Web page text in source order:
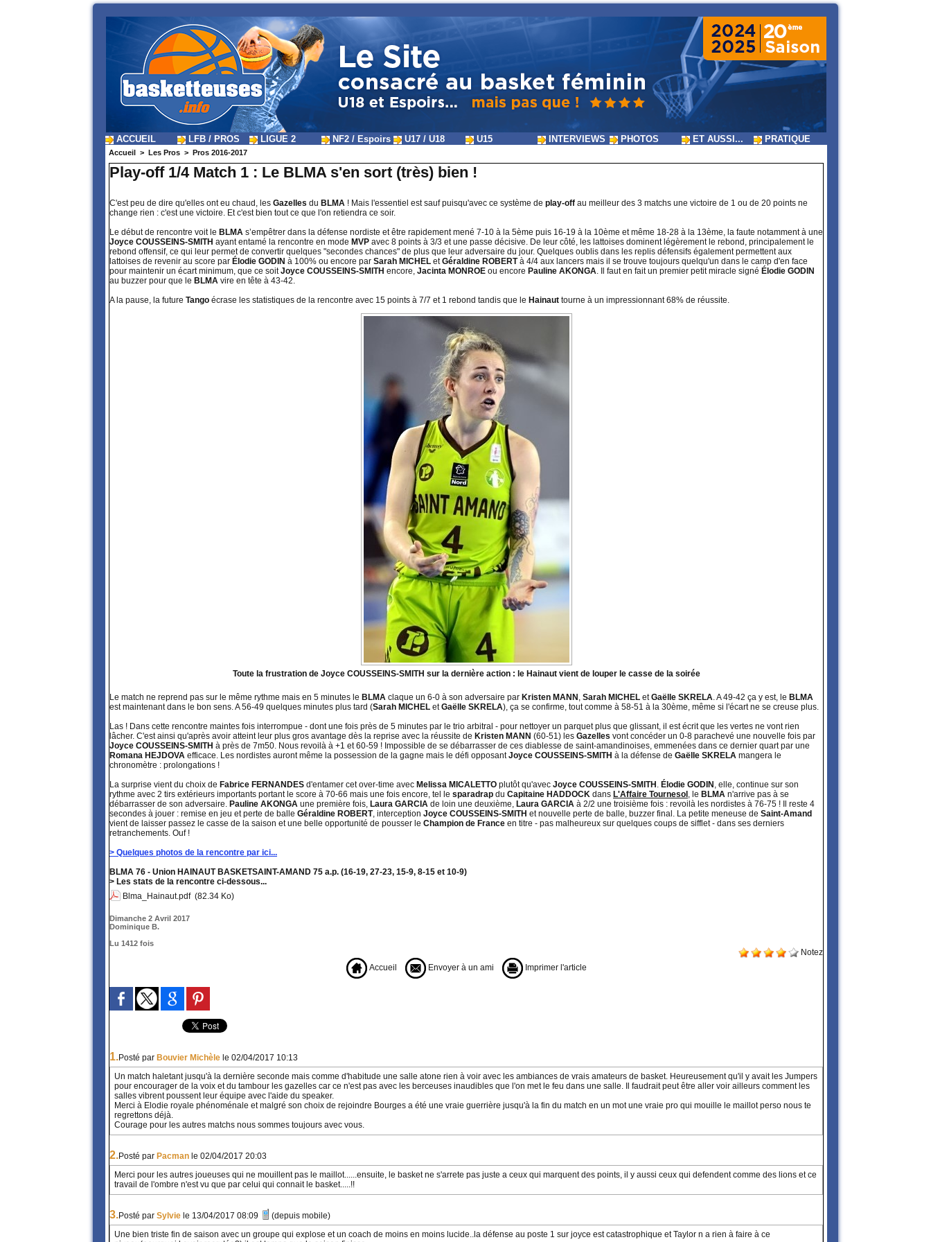
ACCUEIL LFB / PROS LIGUE 2 NF2 / Espoirs U17 / U18 U15 INTERVIEWS PHOTOS ET AUSSI... PRATIQUE
Accueil > Les Pros > Pros 2016-2017
Play-off 1/4 Match 1 : Le BLMA s'en sort (très) bien !
C'est peu de dire qu'elles ont eu chaud, les Gazelles du BLMA ! Mais l'essentiel est sauf puisqu'avec ce système de play-off au meilleur des 3 matchs une victoire de 1 ou de 20 points ne
change rien : c'est une victoire. Et c'est bien tout ce que l'on retiendra ce soir.
Le début de rencontre voit le BLMA s’empêtrer dans la défense nordiste et être rapidement mené 7-10 à la 5ème puis 16-19 à la 10ème et même 18-28 à la 13ème, la faute notamment à une
Joyce COUSSEINS-SMITH ayant entamé la rencontre en mode MVP avec 8 points à 3/3 et une passe décisive. De leur côté, les lattoises dominent légèrement le rebond, principalement le
rebond offensif, ce qui leur permet de convertir quelques "secondes chances" de plus que leur adversaire du jour. Quelques oublis dans les replis défensifs également permettent aux
lattoises de revenir au score par Élodie GODIN à 100% ou encore par Sarah MICHEL etGéraldine ROBERTà 4/4 aux lancers mais il se trouve toujours quelqu'un dans le camp d'en face
pour maintenir un écart minimum, que ce soitJoyce COUSSEINS-SMITH encore, Jacinta MONROE ou encore Pauline AKONGA. Il faut en fait un premier petit miracle signé Élodie GODIN
au buzzer pour que le BLMA vire en tête à 43-42.
A la pause, la future Tango écrase les statistiques de la rencontre avec 15 points à 7/7 et 1 rebond tandis que le Hainaut tourne à un impressionnant 68% de réussite.
Toute la frustration de Joyce COUSSEINS-SMITH sur la dernière action : le Hainaut vient de louper le casse de la soirée
Le match ne reprend pas sur le même rythme mais en 5 minutes le BLMA claque un 6-0 à son adversaire par Kristen MANN , Sarah MICHEL etGaëlle SKRELA. A 49-42 ça y est, le BLMA
est maintenant dans le bon sens. A 56-49 quelques minutes plus tard (Sarah MICHEL etGaëlle SKRELA), ça se confirme, tout comme à 58-51 à la 30ème, même si l'écart ne se creuse plus.
Las ! Dans cette rencontre maintes fois interrompue - dont une fois près de 5 minutes par le trio arbitral - pour nettoyer un parquet plus que glissant, il est écrit que les vertes ne vont rien
lâcher. C'est ainsi qu'après avoir atteint leur plus gros avantage dès la reprise avec la réussite de Kristen MANN (60-51) les Gazelles vont concéder un 0-8 parachevé une nouvelle fois par
Joyce COUSSEINS-SMITH à près de 7m50. Nous revoilà à +1 et 60-59 ! Impossible de se débarrasser de ces diablesse de saint-amandinoises, emmenées dans ce dernier quart par une
Romana HEJDOVA efficace. Les nordistes auront même la possession de la gagne mais le défi opposantJoyce COUSSEINS-SMITH à la défense de Gaëlle SKRELA mangera le
chronomètre : prolongations !
La surprise vient du choix de Fabrice FERNANDES d'entamer cet over-time avec Melissa MICALETTO plutôt qu'avec Joyce COUSSEINS-SMITH . Élodie GODIN , elle, continue sur son
rythme avec 2 tirs extérieurs importants portant le score à 70-66 mais une fois encore, tel le sparadrap du Capitaine HADDOCK dans L'Affaire Tournesol , le BLMA n'arrive pas à se
débarrasser de son adversaire. Pauline AKONGA une première fois, Laura GARCIA de loin une deuxième, Laura GARCIA à 2/2 une troisième fois : revoilà les nordistes à 76-75 ! Il reste 4
secondes à jouer : remise en jeu et perte de balle Géraldine ROBERT, interception Joyce COUSSEINS-SMITH et nouvelle perte de balle, buzzer final. La petite meneuse de Saint-Amand
vient de laisser passez le casse de la saison et une belle opportunité de pousser le Champion de France en titre - pas malheureux sur quelques coups de sifflet - dans ses derniers
retranchements. Ouf !
> Quelques photos de la rencontre par ici...
BLMA 76 - Union HAINAUT BASKETSAINT-AMAND 75 a.p. (16-19, 27-23, 15-9, 8-15 et 10-9)
> Les stats de la rencontre ci-dessous...
Blma_Hainaut.pdf (82.34 Ko)
Dimanche 2 Avril 2017
Dominique B.
Lu 1412 fois
Notez
Accueil
Envoyer à un ami Imprimer l'article
1.Posté par Bouvier Michèle le 02/04/2017 10:13
Un match haletant jusqu'à la dernière seconde mais comme d'habitude une salle atone rien à voir avec les ambiances de vrais amateurs de basket. Heureusement qu'il y avait les Jumpers
pour encourager de la voix et du tambour les gazelles car ce n'est pas avec les berceuses inaudibles que l'on met le feu dans une salle. Il faudrait peut être aller voir ailleurs comment les
salles vibrent poussent leur équipe avec l'aide du speaker.
Merci à Elodie royale phénoménale et malgré son choix de rejoindre Bourges a été une vraie guerrière jusqu'à la fin du match en un mot une vraie pro qui mouille le maillot perso nous te
regrettons déjà.
Courage pour les autres matchs nous sommes toujours avec vous.
2.Posté par Pacman le 02/04/2017 20:03
Merci pour les autres joueuses qui ne mouillent pas le maillot......ensuite, le basket ne s'arrete pas juste a ceux qui marquent des points, il y aussi ceux qui defendent comme des lions et ce
travail de l'ombre n'est vu que par celui qui connait le basket.....!!
3.Posté par Sylvie le 13/04/2017 08:09
(depuis mobile)
Une bien triste fin de saison avec un groupe qui explose et un coach de moins en moins lucide..la défense au poste 1 sur joyce est catastrophique et Taylor n a rien à faire à ce